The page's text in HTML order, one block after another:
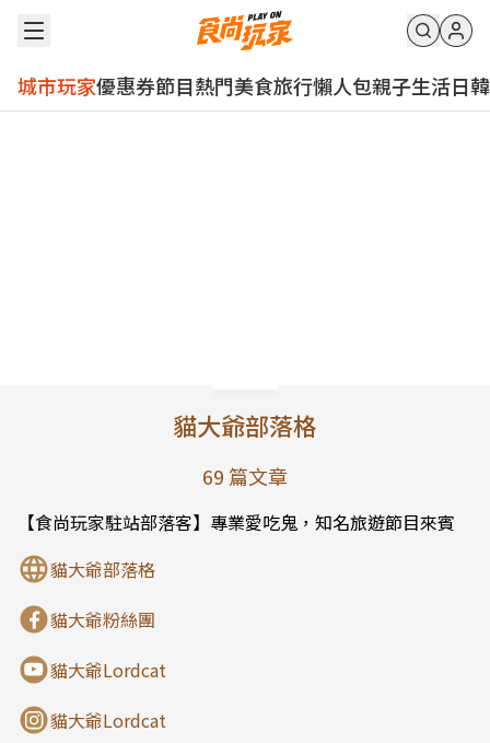
城市玩家優惠券節目熱門美食旅行懶人包親子生活日韓
貓大爺部落格
69 篇文章
【食尚玩家駐站部落客】專業愛吃鬼，知名旅遊節目來賓
貓大爺部落格
貓大爺粉絲團
貓大爺Lordcat
貓大爺Lordcat